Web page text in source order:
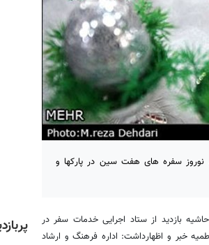
نوروز سفره های هفت سین در پارکها و
بازدید از ستاد اجرایی خدمات سفر در
خبر و اظهارداشت: اداره فرهنگ و ارشاد